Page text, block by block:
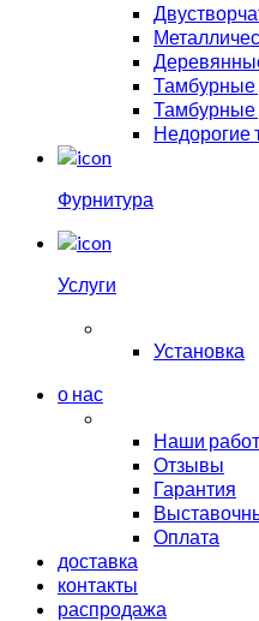
Тамбурные
Тамбурные
Недорогие
Фурнитура
Услуги
Установка
о нас
Наши
Отзывы
Гарантия
Оплата
доставка
контакты
распродажа